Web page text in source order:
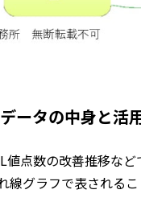
ータの中身と活
値点数の改善推移な
線グラフで表されるこ